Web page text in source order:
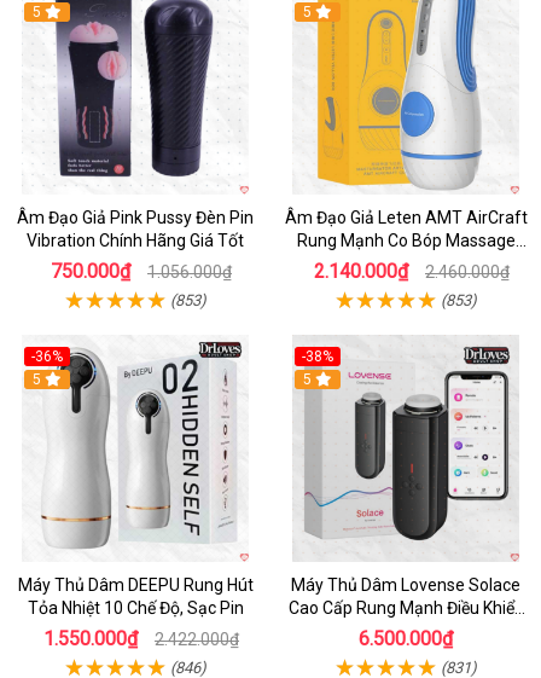
5
Âm Đạo Giả Pink Pussy Đèn Pin
Vibration Chính Hãng Giá Tốt
750.000₫ 1.056.000₫
(853)
5
Âm Đạo Giả Leten AMT AirCraft
Rung Mạnh Co Bóp Massage
Êm Ái
2.140.000₫ 2.460.000₫
(853)
-36%
Hot
5
Máy Thủ Dâm DEEPU Rung Hút
Tỏa Nhiệt 10 Chế Độ, Sạc Pin
1.550.000₫ 2.422.000₫
(846)
-38%
Hot
5
Máy Thủ Dâm Lovense Solace
Cao Cấp Rung Mạnh Điều Khiển
App
6.500.000₫
(831)